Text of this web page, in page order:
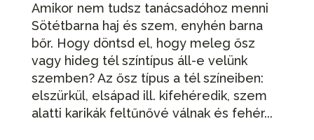
Amikor nem tudsz tanácsadóhoz menni
Sötétbarna haj és szem, enyhén barna
bőr. Hogy döntsd el, hogy meleg ősz
vagy hideg tél színtípus áll-e velünk
szemben? Az ősz típus a tél színeiben:
elszürkül, elsápad ill. kifehéredik, szem
alatti karikák feltűnővé válnak és fehér...